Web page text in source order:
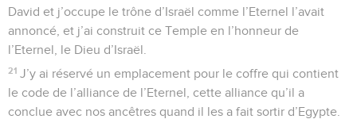
David et j’occupe le trône d’Israël comme l’Eternel l’avait
annoncé, et j’ai construit ce Temple en l’honneur de
l’Eternel, le Dieu d’Israël.
21 J’y ai réservé un emplacement pour le coffre qui contient
le code de l’alliance de l’Eternel, cette alliance qu’il a
conclue avec nos ancêtres quand il les a fait sortir d’Egypte.